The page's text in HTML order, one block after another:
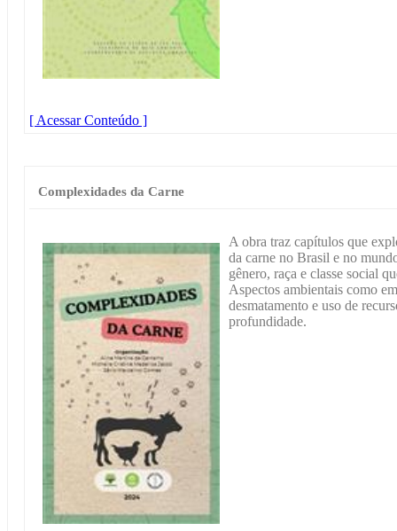
[ Acessar Conteúdo ]
Complexidades da Carne
A obra traz capítulos que
da carne no Brasil e no
gênero, raça e classe social
Aspectos ambientais como
desmatamento e uso de
profundidade.